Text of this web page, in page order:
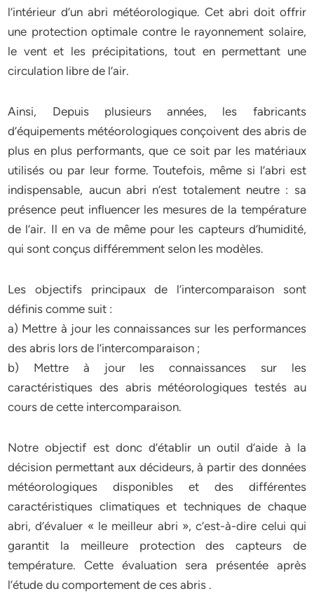
l’intérieur d’un abri météorologique. Cet abri doit offrir
une protection optimale contre le rayonnement solaire,
le vent et les précipitations, tout en permettant une
circulation libre de l’air.
Ainsi, Depuis plusieurs années, les fabricants
d’équipements météorologiques conçoivent des abris de
plus en plus performants, que ce soit par les matériaux
utilisés ou par leur forme. Toutefois, même si l’abri est
indispensable, aucun abri n’est totalement neutre : sa
présence peut influencer les mesures de la température
de l’air. Il en va de même pour les capteurs d’humidité,
qui sont conçus différemment selon les modèles.
Les objectifs principaux de l’intercomparaison sont
définis comme suit :
a) Mettre à jour les connaissances sur les performances
des abris lors de l’intercomparaison ;
b) Mettre à jour les connaissances sur les
caractéristiques des abris météorologiques testés au
cours de cette intercomparaison.
Notre objectif est donc d’établir un outil d’aide à la
décision permettant aux décideurs, à partir des données
météorologiques disponibles et des différentes
caractéristiques climatiques et techniques de chaque
abri, d’évaluer « le meilleur abri », c’est-à-dire celui qui
garantit la meilleure protection des capteurs de
température. Cette évaluation sera présentée après
l’étude du comportement de ces abris .